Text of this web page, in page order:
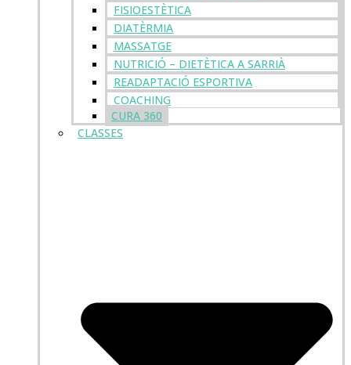
FISIOESTÈTICA
DIATÈRMIA
MASSATGE
NUTRICIÓ – DIETÈTICA A SARRIÀ
READAPTACIÓ ESPORTIVA
COACHING
CURA 360
CLASSES